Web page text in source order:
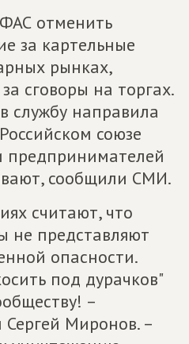
отменить
за картельные
рынках,
сговоры на торгах.
службу направила
союзе
сообщили СМИ.
считают, что
не представляют
опасности.
под дурачков"
–
Миронов. –